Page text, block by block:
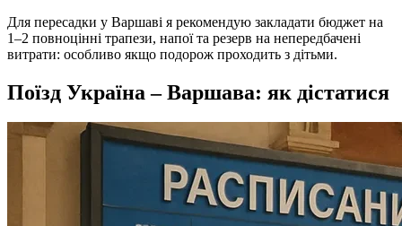
Для пересадки у Варшаві я рекомендую закладати бюджет на
1–2 повноцінні трапези, напої та резерв на непередбачені
витрати: особливо якщо подорож проходить з дітьми.
Поїзд Україна – Варшава: як дістатися